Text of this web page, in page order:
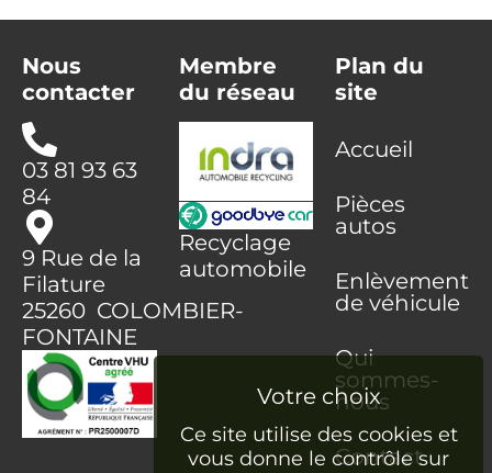
Nous
contacter
03 81 93 63
84
9 Rue de la
Filature
25260 COLOMBIER-
FONTAINE
Membre
du réseau
Recyclage
automobile
Plan du
site
Accueil
Pièces
autos
Enlèvement
de véhicule
Qui
sommes-
nous
Contact
Ce site utilise des cookies et
vous donne le contrôle sur